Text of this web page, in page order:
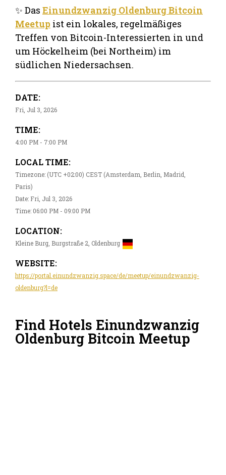
✨ Das Einundzwanzig Oldenburg Bitcoin
Meetup ist ein lokales, regelmäßiges
Treffen von Bitcoin-Interessierten in und
um Höckelheim (bei Northeim) im
südlichen Niedersachsen.
DATE:
Fri, Jul 3, 2026
TIME:
4:00 PM - 7:00 PM
LOCAL TIME:
Timezone: (UTC +02:00) CEST (Amsterdam, Berlin, Madrid,
Paris)
Date: Fri, Jul 3, 2026
Time: 06:00 PM - 09:00 PM
LOCATION:
Kleine Burg, Burgstraße 2, Oldenburg
WEBSITE:
https://portal.einundzwanzig.space/de/meetup/einundzwanzig-
oldenburg?l=de
Find Hotels Einundzwanzig
Oldenburg Bitcoin Meetup